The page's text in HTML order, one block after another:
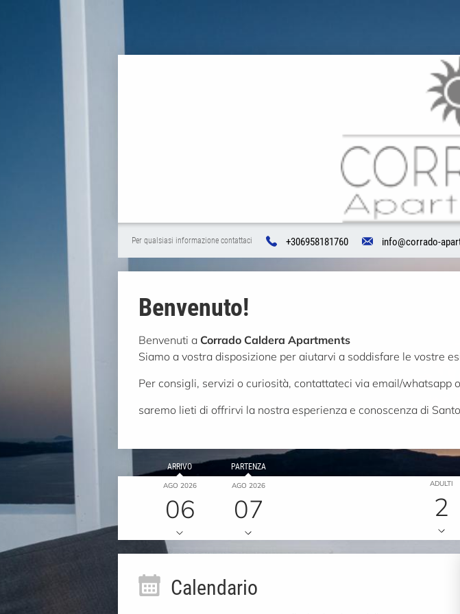
Per qualsiasi informazione contattaci +306958181760 info@corrado-
Benvenuto!
Benvenuti a Corrado Caldera Apartments
Siamo a vostra disposizione per aiutarvi a soddisfare le vostre
Per consigli, servizi o curiosità, contattateci via email/
saremo lieti di offrirvi la nostra esperienza e conoscenza di
ARRIVO
AGO 2026
06
PARTENZA
AGO 2026
07
ADULTI
2
Calendario